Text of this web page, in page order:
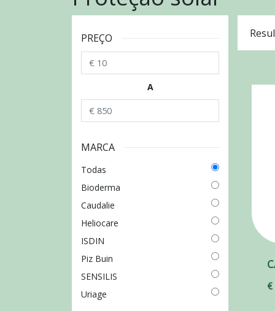
PREÇO
A
MARCA
Todas
Bioderma
Caudalie
Heliocare
ISDIN
Piz Buin
SENSILIS
Uriage
€